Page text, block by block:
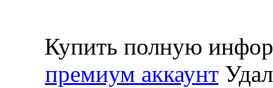
Купить полную
премиум аккаунт